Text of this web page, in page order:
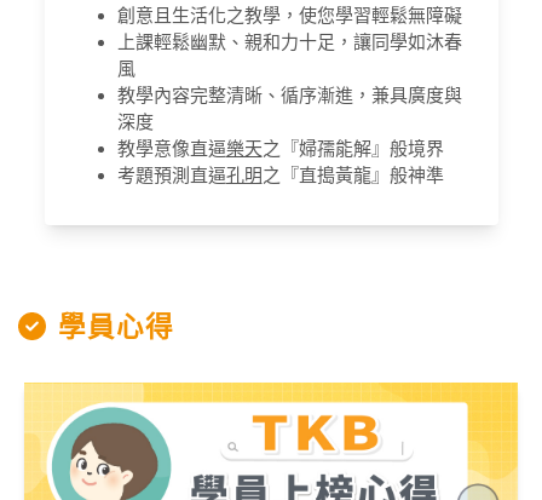
學員心得
創意且生活化之教學，使您學習輕鬆無障礙
上課輕鬆幽默、親和力十足，讓同學如沐春
風
教學內容完整清晰、循序漸進，兼具廣度與
深度
教學意像直逼樂天之『婦孺能解』般境界
考題預測直逼孔明之『直搗黃龍』般神準